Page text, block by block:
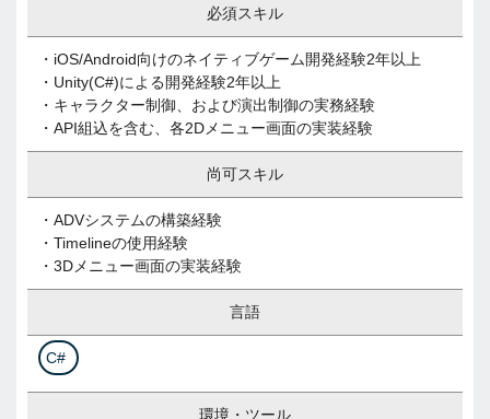
必須スキル
・iOS/Android向けのネイティブゲーム開発経験2年以上
・Unity(C#)による開発経験2年以上
・キャラクター制御、および演出制御の実務経験
・API組込を含む、各2Dメニュー画面の実装経験
尚可スキル
・ADVシステムの構築経験
・Timelineの使用経験
・3Dメニュー画面の実装経験
言語
C#
環境・ツール